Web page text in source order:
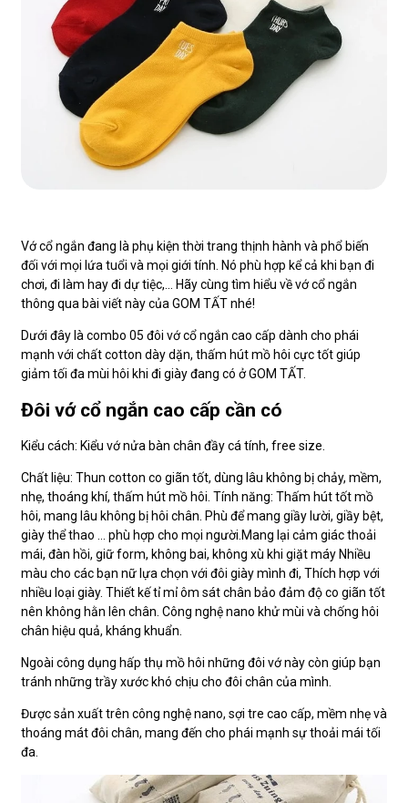
Vớ cổ ngắn đang là phụ kiện thời trang thịnh hành và phổ biến
đối với mọi lứa tuổi và mọi giới tính. Nó phù hợp kể cả khi bạn đi
chơi, đi làm hay đi dự tiệc,… Hãy cùng tìm hiểu về vớ cổ ngắn
thông qua bài viết này của GOM TẤT nhé!
Dưới đây là combo 05 đôi vớ cổ ngắn cao cấp dành cho phái
mạnh với chất cotton dày dặn, thấm hút mồ hôi cực tốt giúp
giảm tối đa mùi hôi khi đi giày đang có ở GOM TẤT.
Đôi vớ cổ ngắn cao cấp cần có
Kiểu cách: Kiểu vớ nửa bàn chân đầy cá tính, free size.
Chất liệu: Thun cotton co giãn tốt, dùng lâu không bị chảy, mềm,
nhẹ, thoáng khí, thấm hút mồ hôi. Tính năng: Thấm hút tốt mồ
hôi, mang lâu không bị hôi chân. Phù để mang giầy lười, giầy bệt,
giày thể thao … phù hợp cho mọi người.Mang lại cảm giác thoải
mái, đàn hồi, giữ form, không bai, không xù khi giặt máy Nhiều
màu cho các bạn nữ lựa chọn với đôi giày mình đi, Thích hợp với
nhiều loại giày. Thiết kế tỉ mỉ ôm sát chân bảo đảm độ co giãn tốt
nên không hằn lên chân. Công nghệ nano khử mùi và chống hôi
chân hiệu quả, kháng khuẩn.
Ngoài công dụng hấp thụ mồ hôi những đôi vớ này còn giúp bạn
tránh những trầy xước khó chịu cho đôi chân của mình.
Được sản xuất trên công nghệ nano, sợi tre cao cấp, mềm nhẹ và
thoáng mát đôi chân, mang đến cho phái mạnh sự thoải mái tối
đa.